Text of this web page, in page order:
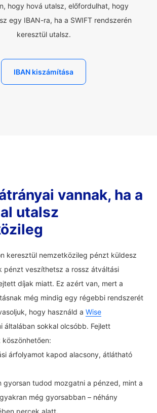
hogy hová utalsz, előfordulhat, hogy
egy IBAN-ra, ha a SWIFT rendszerén
keresztül utalsz.
IBAN kiszámítása
vannak, ha a
utalsz
keresztül nemzetközileg pénzt küldesz
pénzt veszíthetsz a rossz átváltási
díjak miatt. Ez azért van, mert a
még mindig egy régebbi rendszerét
hogy használd a Wise
általában sokkal olcsóbb. Fejlett
árfolyamot kapod alacsony, átlátható
gyorsan tudod mozgatni a pénzed, mint a
még gyorsabban – néhány
percek alatt.